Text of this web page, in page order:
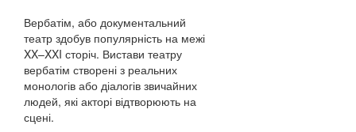
Вербатім, або документальний
театр здобув популярність на межі
XX–XXI сторіч. Вистави театру
вербатім створені з реальних
монологів або діалогів звичайних
людей, які акторі відтворюють на
сцені.